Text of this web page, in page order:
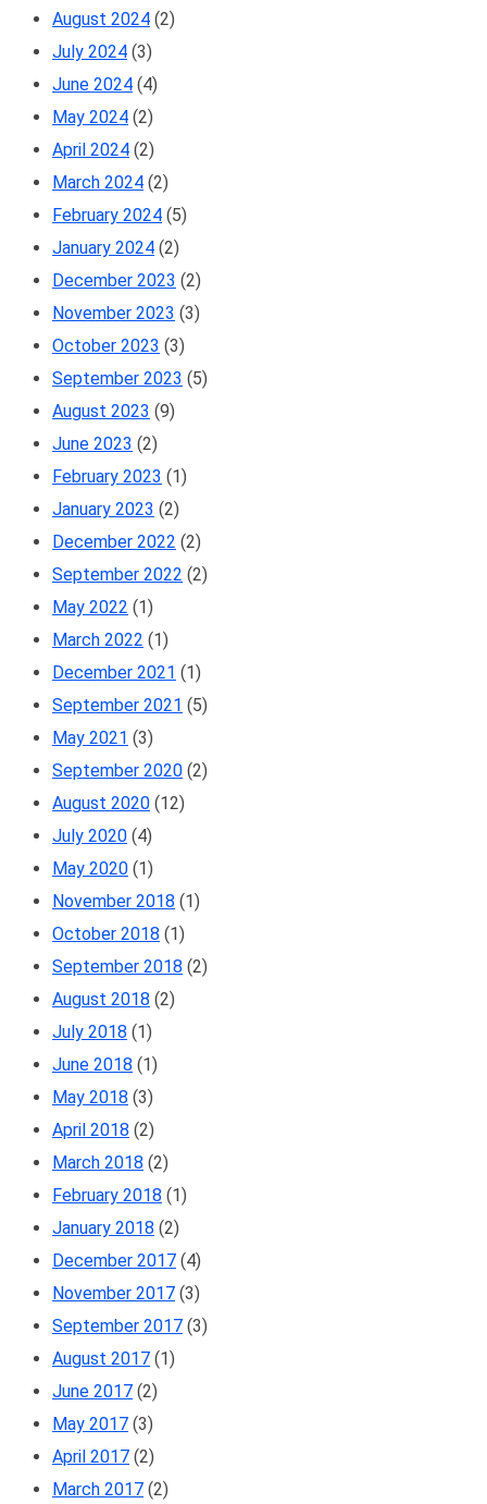
August 2024 (2)
July 2024 (3)
June 2024 (4)
May 2024 (2)
April 2024 (2)
March 2024 (2)
February 2024 (5)
January 2024 (2)
December 2023 (2)
November 2023 (3)
October 2023 (3)
September 2023 (5)
August 2023 (9)
June 2023 (2)
February 2023 (1)
January 2023 (2)
December 2022 (2)
September 2022 (2)
May 2022 (1)
March 2022 (1)
December 2021 (1)
September 2021 (5)
May 2021 (3)
September 2020 (2)
August 2020 (12)
July 2020 (4)
May 2020 (1)
November 2018 (1)
October 2018 (1)
September 2018 (2)
August 2018 (2)
July 2018 (1)
June 2018 (1)
May 2018 (3)
April 2018 (2)
March 2018 (2)
February 2018 (1)
January 2018 (2)
December 2017 (4)
November 2017 (3)
September 2017 (3)
August 2017 (1)
June 2017 (2)
May 2017 (3)
April 2017 (2)
March 2017 (2)